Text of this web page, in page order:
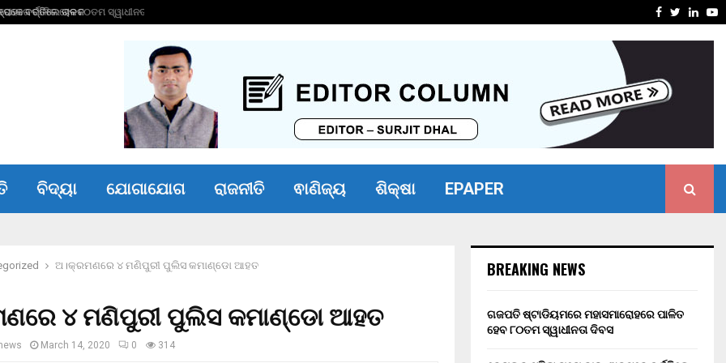
ବର୍ତ୍ତିଲେ ଚାଳକ ୧୬
Facebook
Twitter
ବିଦ୍ୟା ଯୋଗାଯୋଗ ରାଜନୀତି ଵାଣିଜ୍ୟ ଶିକ୍ଷା EPAPER
ଅ।କ୍ରମଣରେ ୪ ମଣିପୁରୀ ପୁଲିସ କମାଣ୍ଡୋ ଆହତ
୪ ମଣିପୁରୀ ପୁଲିସ କମାଣ୍ଡୋ ଆହତ
March 14, 2020 0 314
BREAKING NEWS
ଗଜପତି ଷ୍ଟାଡିୟମରେ ମହାସମାରୋହରେ ପାଳିତ
ହେବ ୮୦ତମ ସ୍ୱାଧୀନତା ଦିବସ